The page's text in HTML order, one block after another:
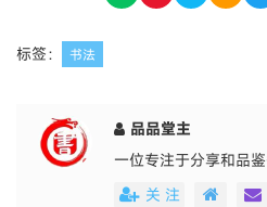
标签： 书法
品品堂主
一位专注于分享和品
关 注